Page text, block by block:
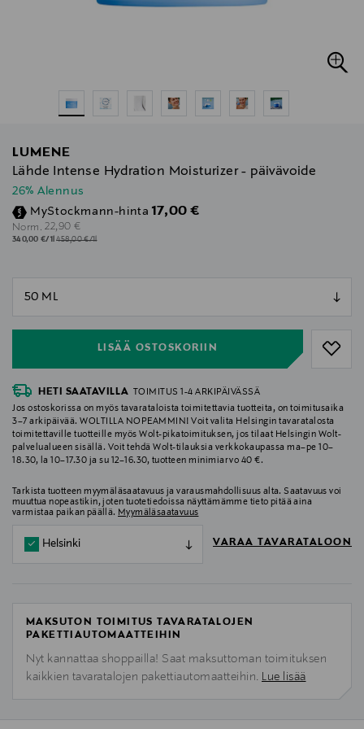
LUMENE
Lähde Intense Hydration Moisturizer - päivävoide
26% Alennus
MyStockmann-hinta Discounted Price
17,00 €
Norm. Original Price
22,90 €
340,00 €/1l458,00 €/1l
LISÄÄ OSTOSKORIIN
null
HETI SAATAVILLA TOIMITUS 1-4 ARKIPÄIVÄSSÄ
Jos ostoskorissa on myös tavarataloista toimitettavia tuotteita, on toimitusaika
3–7 arkipäivää. WOLTILLA NOPEAMMIN! Voit valita Helsingin tavaratalosta
toimitettaville tuotteille myös Wolt-pikatoimituksen, jos tilaat Helsingin Wolt-
palvelualueen sisällä. Voit tehdä Wolt-tilauksia verkkokaupassa ma–pe 10–
18.30, la 10–17.30 ja su 12–16.30, tuotteen minimiarvo 40 €.
Tarkista tuotteen myymäläsaatavuus ja varausmahdollisuus alta. Saatavuus voi
muuttua nopeastikin, joten tuotetiedoissa näyttämämme tieto pitää aina
varmistaa paikan päällä. Myymäläsaatavuus
Helsinki VARAA TAVARATALOON
MAKSUTON TOIMITUS TAVARATALOJEN
PAKETTIAUTOMAATTEIHIN
Nyt kannattaa shoppailla! Saat maksuttoman toimituksen
kaikkien tavaratalojen pakettiautomaatteihin. Lue lisää